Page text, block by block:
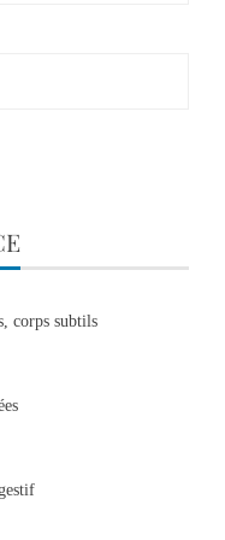
corps subtils